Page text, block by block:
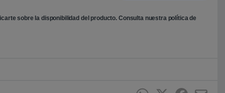
sobre la disponibilidad del producto. Consulta nuestra política de